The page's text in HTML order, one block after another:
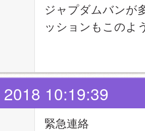
ジャプダムバン
ッションもこのよ
10:19:39
緊急連絡